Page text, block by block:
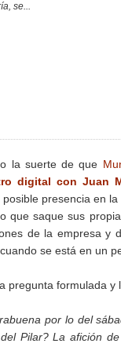
se...
la suerte de que
digital con Juan
presencia en la
que saque sus
de la empresa y
se está en un
pregunta formulada y
por lo del
Pilar? La afición